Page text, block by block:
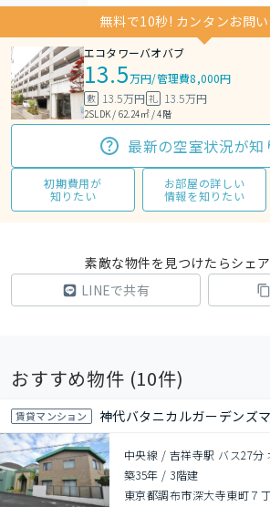
無料で10秒! カンタンお問
エコタワーバオバブ
13.5万円/管理費8,000円
敷 13.5万円 礼 13.5万円
2SLDK / 62.24㎡ / 4階
最新の空室状況が知
初期費用が
知りたい
お部屋の詳しい
情報を知りたい
素敵な物件を見つけたらシェア
LINEで共有
おすすめ物件 (10件)
賃貸マンション 神代バタニカルガーデンズ
中央線 / 吉祥寺駅 バス27分
築35年 / 3階建
東京都調布市深大寺東町７